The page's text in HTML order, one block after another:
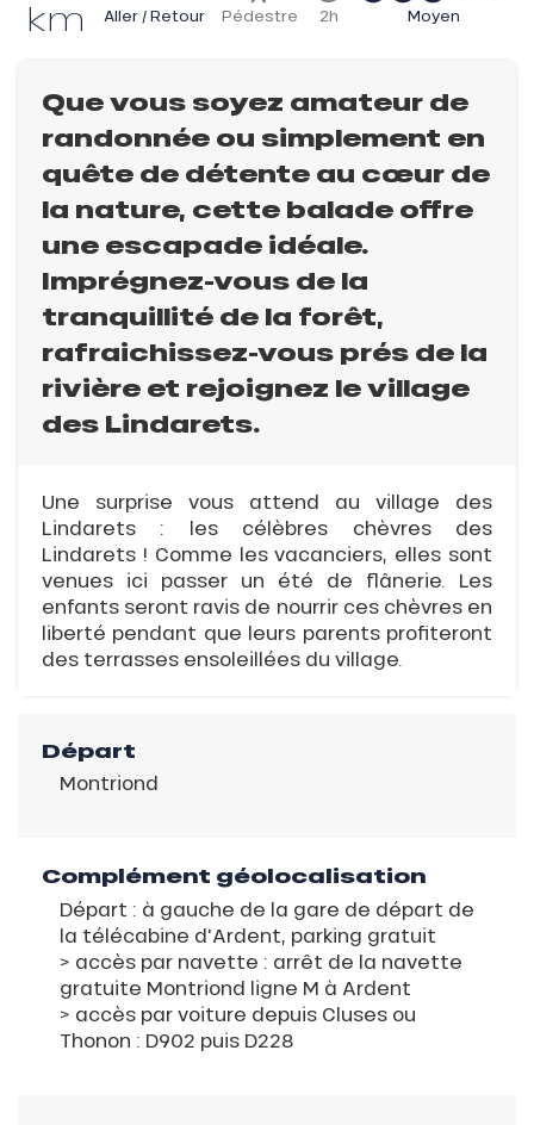
km Aller / Retour Pédestre 2h Moyen
Que vous soyez amateur de
randonnée ou simplement en
quête de détente au cœur de
la nature, cette balade offre
une escapade idéale.
Imprégnez-vous de la
tranquillité de la forêt,
rafraichissez-vous prés de la
rivière et rejoignez le village
des Lindarets.
Une surprise vous attend au village des
Lindarets : les célèbres chèvres des
Lindarets ! Comme les vacanciers, elles sont
venues ici passer un été de flânerie. Les
enfants seront ravis de nourrir ces chèvres en
liberté pendant que leurs parents profiteront
des terrasses ensoleillées du village.
Départ
Montriond
Complément géolocalisation
Départ : à gauche de la gare de départ de
la télécabine d'Ardent, parking gratuit
> accès par navette : arrêt de la navette
gratuite Montriond ligne M à Ardent
> accès par voiture depuis Cluses ou
Thonon : D902 puis D228